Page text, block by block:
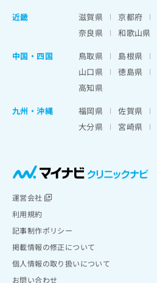
近畿
滋賀県 京都府
奈良県
和歌山県
中国・四国
鳥取県 島根県
山口県
徳島県
高知県
九州・沖縄
福岡県 佐賀県
大分県
宮崎県
運営会社
利用規約
記事制作ポリシー
掲載情報の修正について
個人情報の取り扱いについて
お問い合わせ